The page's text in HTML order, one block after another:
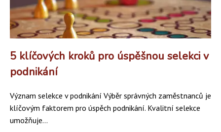
5 klíčových kroků pro úspěšnou selekci v
podnikání
Význam selekce v podnikání Výběr správných zaměstnanců je
klíčovým faktorem pro úspěch podnikání. Kvalitní selekce
umožňuje...